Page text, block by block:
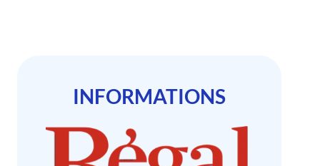
INFORMATIONS